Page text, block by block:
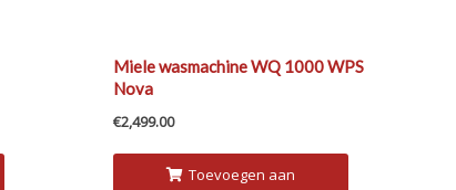
Miele wasmachine WQ 1000 WPS
Nova
€2,499.00
Toevoegen aan